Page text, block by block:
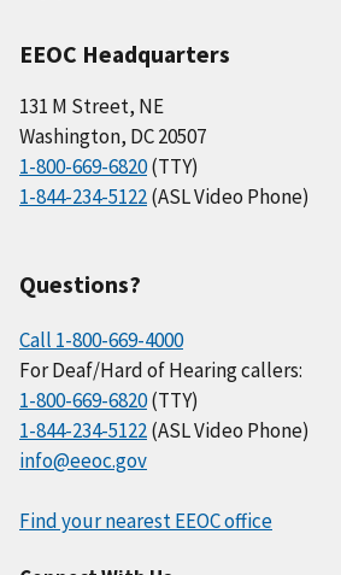
EEOC Headquarters
131 M Street, NE
Washington, DC 20507
1-800-669-6820(TTY)
1-844-234-5122(ASL Video Phone)
Questions?
Call 1-800-669-4000
For Deaf/Hard of Hearing callers:
1-800-669-6820(TTY)
1-844-234-5122(ASL Video Phone)
info@eeoc.gov
Find your nearest EEOC office